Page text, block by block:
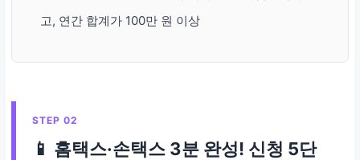
고, 연간 합계가 100만 원 이상
STEP 02
📱 홈택스·손택스 3분 완성! 신청 5단